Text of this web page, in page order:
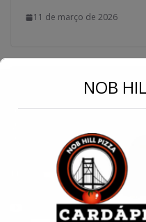
11 de março de 2026
NOB